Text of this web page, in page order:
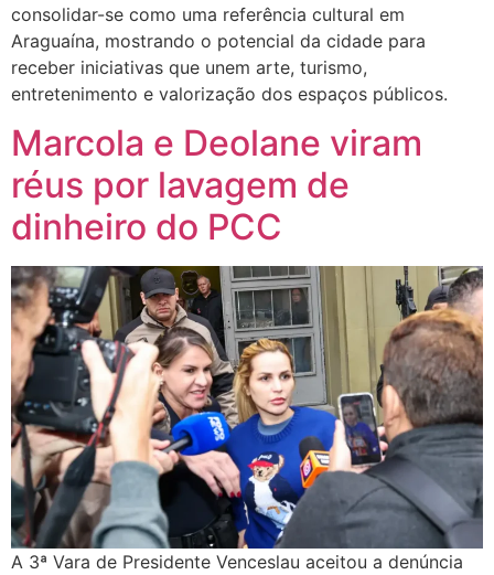
consolidar-se como uma referência cultural em
Araguaína, mostrando o potencial da cidade para
receber iniciativas que unem arte, turismo,
entretenimento e valorização dos espaços públicos.
Marcola e Deolane viram
réus por lavagem de
dinheiro do PCC
A 3ª Vara de Presidente Venceslau aceitou a denúncia